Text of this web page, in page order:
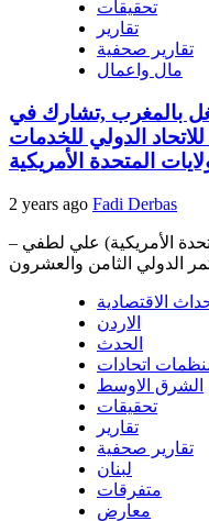
تحقيقات
تقارير
تقارير صحفية
مال واعمال
بالمغرب ,تشارك في
المؤتمر النقابي الدولي الـ 28 للاتحاد الدولي للخدمات
المتحدة الأمريكية
2 years ago Fadi Derbas
الأمريكية) علي لطفي –
الاقتصادية
الاردن
الحدث
اتحادات
الشرق الاوسط
تحقيقات
تقارير
تقارير صحفية
لبنان
متفرقات
معارض